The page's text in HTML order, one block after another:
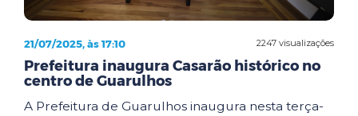
2247 visualizações
21/07/2025, às 17:10
Prefeitura inaugura Casarão histórico no
centro de Guarulhos
A Prefeitura de Guarulhos inaugura nesta terça-